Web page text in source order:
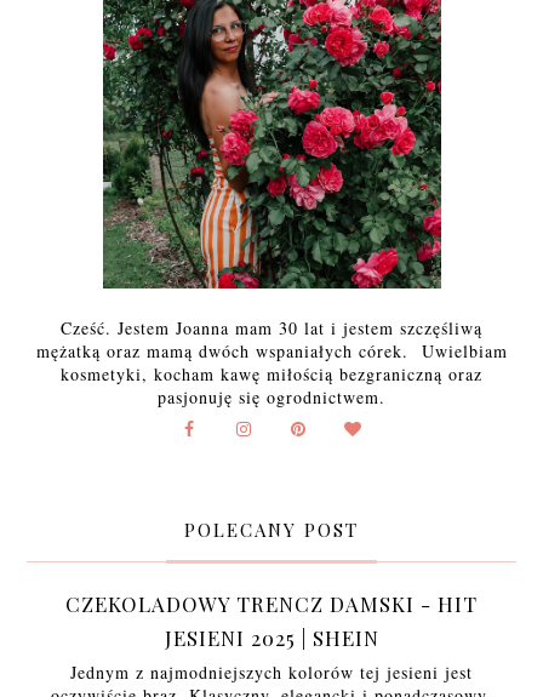
Cześć. Jestem Joanna mam 30 lat i jestem szczęśliwą
mężatką oraz mamą dwóch wspaniałych córek. Uwielbiam
kosmetyki, kocham kawę miłością bezgraniczną oraz
pasjonuję się ogrodnictwem.
POLECANY POST
CZEKOLADOWY TRENCZ DAMSKI - HIT
JESIENI 2025 | SHEIN
Jednym z najmodniejszych kolorów tej jesieni jest